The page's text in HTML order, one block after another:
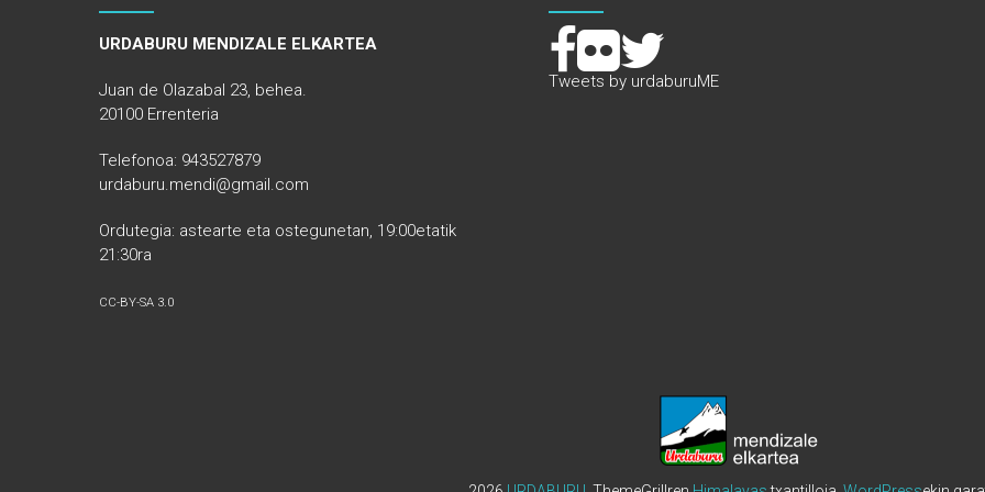
URDABURU MENDIZALE ELKARTEA
Juan de Olazabal 23, behea.
20100 Errenteria
Telefonoa: 943527879
urdaburu.mendi@gmail.com
Ordutegia: astearte eta ostegunetan, 19:00etatik
21:30ra
CC-BY-SA 3.0
Tweets by urdaburuME